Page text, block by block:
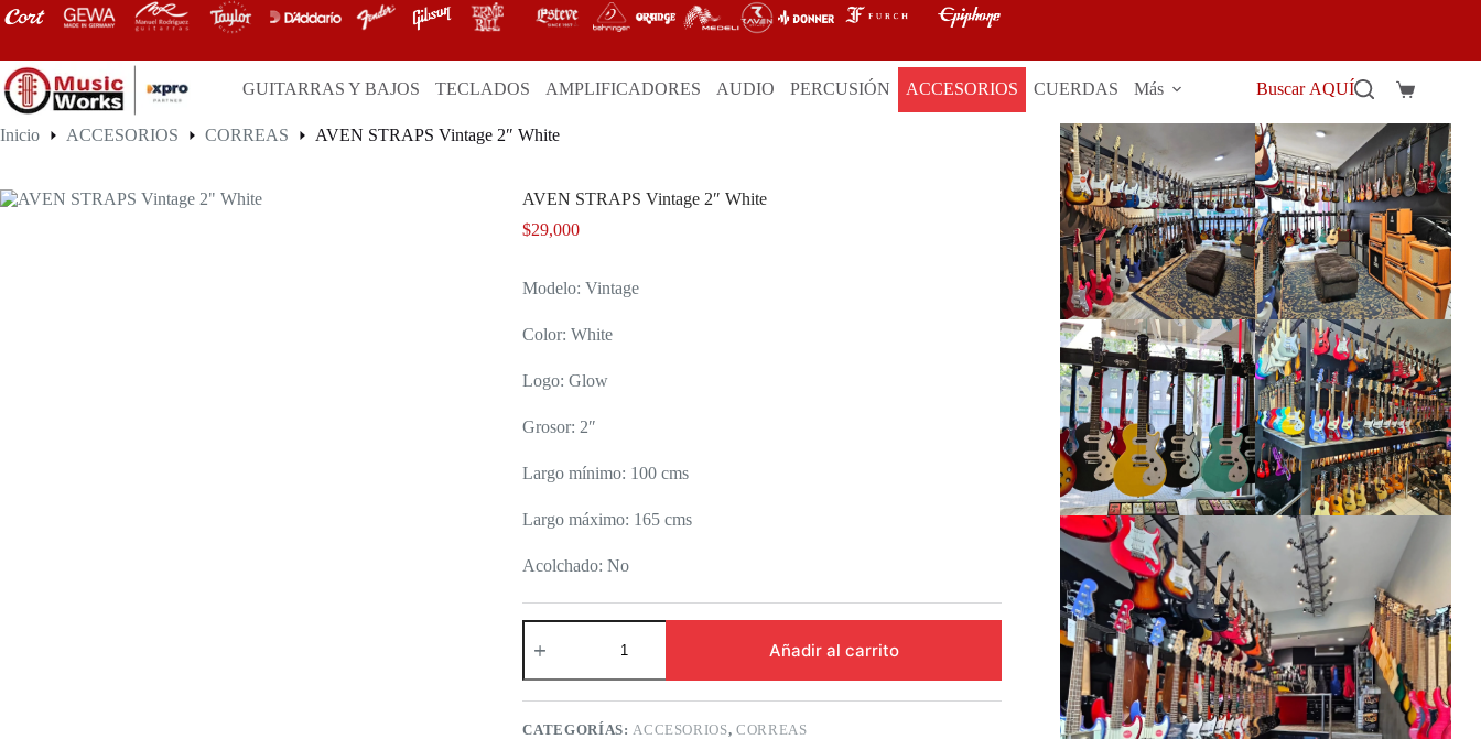
Saltar
al
GUITARRAS Y BAJOS TECLADOS AMPLIFICADORES AUDIO PERCUSIÓN ACCESORIOS CUERDAS Más Buscar AQUÍ
Carro
compra
Inicio ACCESORIOS CORREAS AVEN STRAPS Vintage 2″ White
AVEN STRAPS Vintage 2″ White
$29,000
Modelo: Vintage
Color: White
Logo: Glow
Grosor: 2″
Largo mínimo: 100 cms
Largo máximo: 165 cms
Acolchado: No
AVEN
STRAPS
2"
White
cantidad
Añadir al carrito
CATEGORÍAS: ACCESORIOS,CORREAS